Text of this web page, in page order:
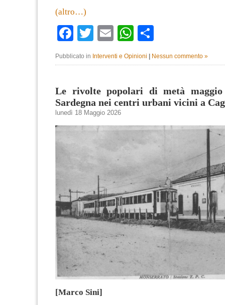
(altro…)
Facebook
TwitterEmailWhatsApp
Pubblicato in Interventi e Opinioni Nessun commento »
Le rivolte popolari di metà
Sardegna nei centri urbani vicini a
lunedì 18 Maggio 2026
[Marco Sini]